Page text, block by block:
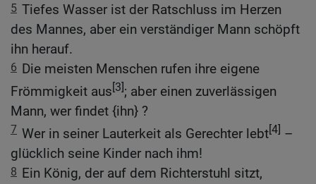
5 Tiefes Wasser ist der Ratschluss im Herzen
des Mannes, aber ein verständiger Mann schöpft
ihn herauf.
6 Die meisten Menschen rufen ihre eigene
Frömmigkeit aus[3]; aber einen zuverlässigen
Mann, wer findet {ihn} ?
7 Wer in seiner Lauterkeit als Gerechter lebt[4] –
glücklich seine Kinder nach ihm!
8 Ein König, der auf dem Richterstuhl sitzt,